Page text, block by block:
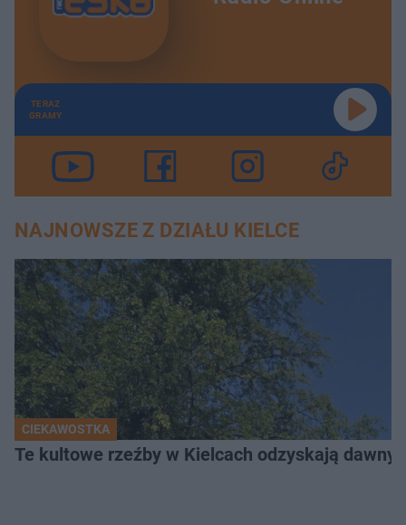
TERAZ
GRAMY
NAJNOWSZE Z DZIAŁU KIELCE
CIEKAWOSTKA
Te kultowe rzeźby w Kielcach odzyskają dawny